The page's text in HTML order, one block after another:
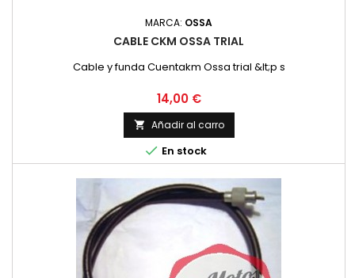
MARCA: OSSA
CABLE CKM OSSA TRIAL
Cable y funda Cuentakm Ossa trial &lt;p s
Precio
14,00 €
 Añadir al carro
 En stock